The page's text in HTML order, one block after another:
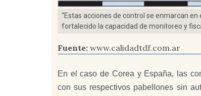
“Estas acciones de control se enmarcan
fortalecido la capacidad de monitoreo y
Fuente: www.calidadtdf.com.ar
En el caso de Corea y España, las
con sus respectivos pabellones sin